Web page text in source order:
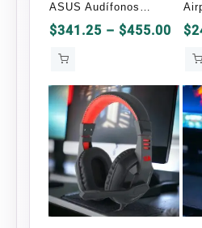
ASUS Audífonos
Gamer ROG Delta S
$341.25 – $455.00 $